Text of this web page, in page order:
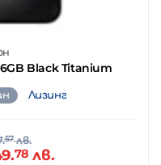
Black Titanium
Лизинг
57лв.
78 лв.